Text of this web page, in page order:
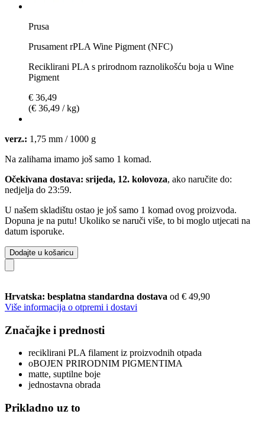
Prusa
Prusament rPLA Wine Pigment (NFC)
Reciklirani PLA s prirodnom raznolikošću boja u Wine
Pigment
€ 36,49
(€ 36,49 / kg)
verz.: 1,75 mm / 1000 g
Na zalihama imamo još samo 1 komad.
Očekivana dostava: srijeda, 12. kolovoza, ako naručite do:
nedjelja do 23:59.
U našem skladištu ostao je još samo 1 komad ovog proizvoda.
Dopuna je na putu! Ukoliko se naruči više, to bi moglo utjecati na
datum isporuke.
Dodajte u košaricu
Hrvatska: besplatna standardna dostava od € 49,90
Više informacija o otpremi i dostavi
Značajke i prednosti
reciklirani PLA filament iz proizvodnih otpada
oBOJEN PRIRODNIM PIGMENTIMA
matte, suptilne boje
jednostavna obrada
Prikladno uz to